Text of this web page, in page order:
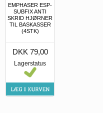
EMPHASER ESP-
SUBFIX ANTI
SKRID HJØRNER
TIL BASKASSER
(4STK)
DKK 79,00
Lagerstatus